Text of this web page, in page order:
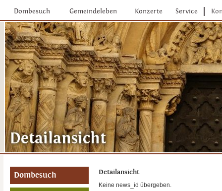
Dombesuch Gemeindeleben Konzerte Service
Dombesuch Detailansicht
Keine news_id übergeben.